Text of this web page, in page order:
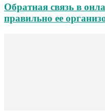
Обратная связь в
правильно ее